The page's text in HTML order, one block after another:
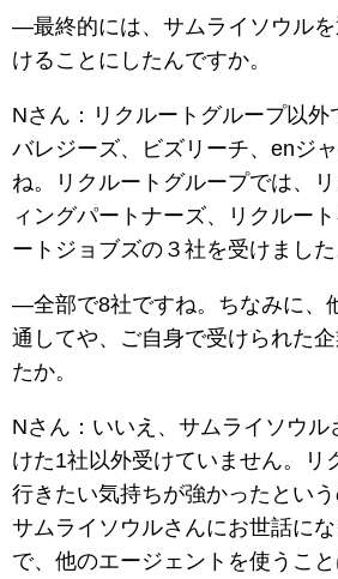
―最終的には、サムライソウル
けることにしたんですか。
Nさん：リクルートグループ以外
バレジーズ、ビズリーチ、enジ
ね。リクルートグループでは、
ィングパートナーズ、リクルー
ートジョブズの３社を受けました
―全部で8社ですね。ちなみに、
通してや、ご自身で受けられた
たか。
Nさん：いいえ、サムライソウル
けた1社以外受けていません。リ
行きたい気持ちが強かったという
サムライソウルさんにお世話に
で、他のエージェントを使うこ